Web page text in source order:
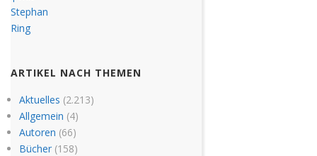
ARTIKEL NACH THEMEN
Aktuelles (2.213)
Allgemein (4)
Autoren (66)
Bücher(158)